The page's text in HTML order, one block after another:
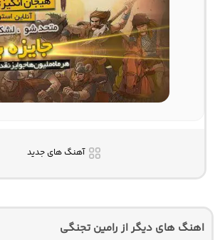
آهنگ های جدید
اهنگ های دیگر از رامین تجنگی